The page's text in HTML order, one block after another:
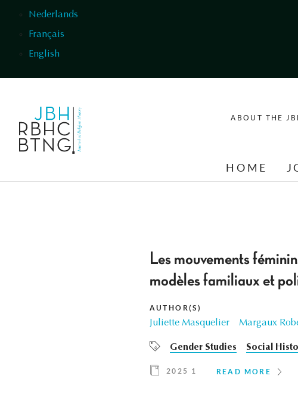
Nederlands
Français
English
ABOUT THE
HOME
Les mouvements
modèles familiaux et
AUTHOR(S)
Juliette Masquelier Margaux
Gender Studies Social
2025 1 READ MORE